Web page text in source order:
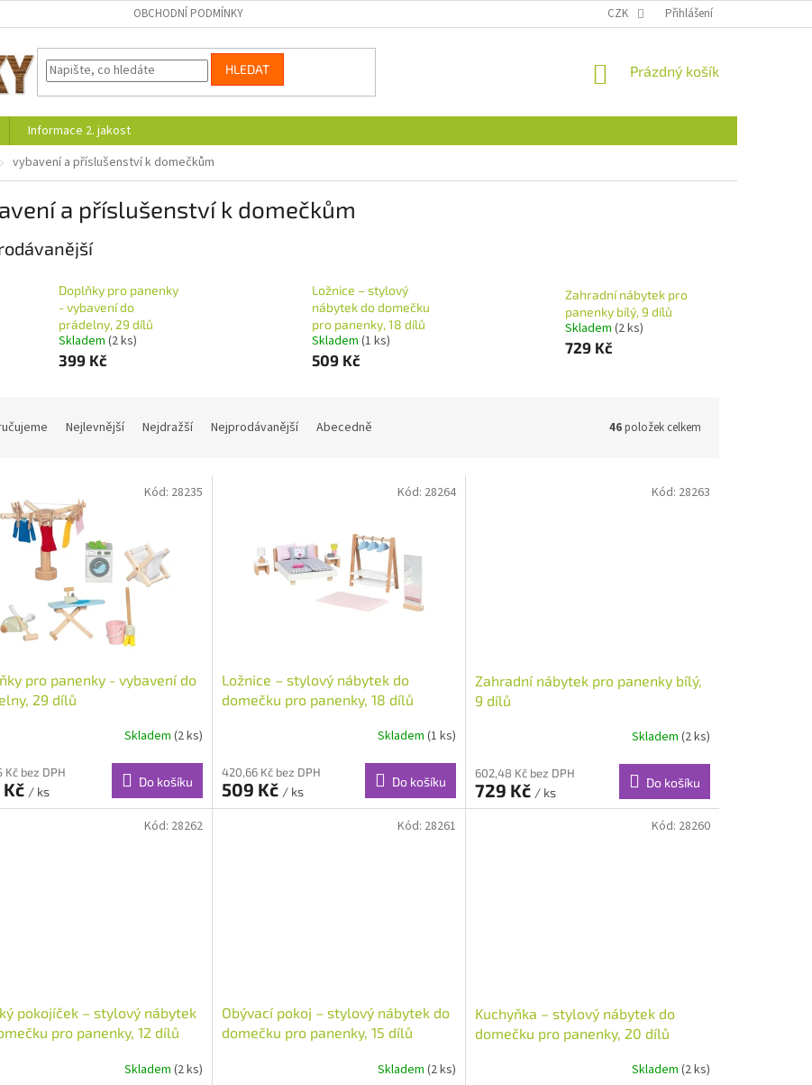
OBCHODNÍ PODMÍNKY CZK Přihlášení
HLEDAT
NÁKUPNÍ
Prázdný košík
Informace 2. jakost
vybavení a příslušenství k domečkům
a příslušenství k domečkům
Doplňky pro panenky
- vybavení do
prádelny, 29 dílů
Skladem (2 ks)
399 Kč
Ložnice – stylový
nábytek do domečku
pro panenky, 18 dílů
Skladem (1 ks)
509 Kč
Zahradní nábytek pro
panenky bílý, 9 dílů
Skladem (2 ks)
729 Kč
Nejlevnější Nejdražší Nejprodávanější Abecedně 46položek celkem
pro panenky - vybavení do
29 dílů
Skladem (2 ks)
Kč bez DPH
/ ks
Do košíku
Kód: 28235
Ložnice – stylový nábytek do
domečku pro panenky, 18 dílů
Skladem (1 ks)
420,66 Kč bez DPH
509 Kč / ks
Do košíku
Kód: 28264
Zahradní nábytek pro panenky bílý,
9 dílů
Skladem (2 ks)
602,48 Kč bez DPH
729 Kč / ks
Do košíku
Kód: 28263
pokojíček – stylový nábytek
pro panenky, 12 dílů
Skladem (2 ks)
Kód: 28262
Obývací pokoj – stylový nábytek do
domečku pro panenky, 15 dílů
Skladem (2 ks)
Kód: 28261
Kuchyňka – stylový nábytek do
domečku pro panenky, 20 dílů
Skladem (2 ks)
Kód: 28260